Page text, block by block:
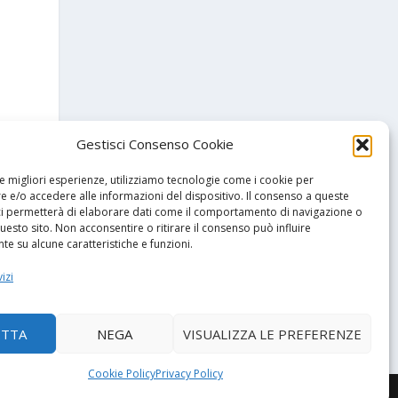
Gestisci Consenso Cookie
migliori esperienze, utilizziamo tecnologie come i cookie per
e/o accedere alle informazioni del dispositivo. Il consenso a queste
permetterà di elaborare dati come il comportamento di navigazione o
sito. Non acconsentire o ritirare il consenso può influire
su alcune caratteristiche e funzioni.
NEGA VISUALIZZA LE PREFERENZE
Cookie PolicyPrivacy Policy
Svizzera